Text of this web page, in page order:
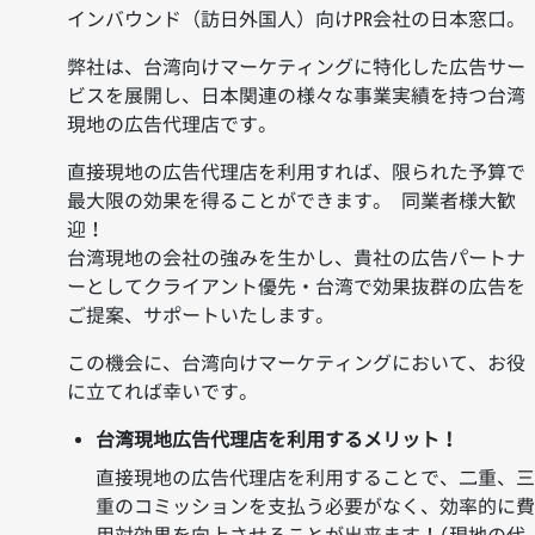
ガ
ー
エ
ア
湾】
広
告
総
代
理
日
本
インバウンド（訪日外国人）向けPR会社の日本窓口。
弊社は、台湾向けマーケティングに特化した広告サー
ビスを展開し、日本関連の様々な事業実績を持つ台湾
現地の広告代理店です。
直接現地の広告代理店を利用すれば、限られた予算で
最大限の効果を得ることができます。 同業者様大歓
迎！
台湾現地の会社の強みを生かし、貴社の広告パートナ
ーとしてクライアント優先・台湾で効果抜群の広告を
ご提案、サポートいたします。
この機会に、台湾向けマーケティングにおいて、お役
に立てれば幸いです。
台湾現地広告代理店を利用するメリット！
直接現地の広告代理店を利用することで、二重、三
重のコミッションを支払う必要がなく、効率的に費